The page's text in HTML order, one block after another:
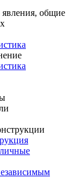
явления, общие